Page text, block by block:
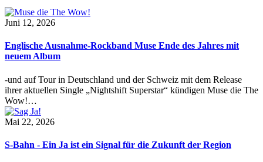
Juni 12, 2026
Englische Ausnahme-Rockband Muse Ende des Jahres mit
neuem Album
-und auf Tour in Deutschland und der Schweiz mit dem Release
ihrer aktuellen Single „Nightshift Superstar“ kündigen Muse die The
Wow!…
Mai 22, 2026
S-Bahn - Ein Ja ist ein Signal für die Zukunft der Region